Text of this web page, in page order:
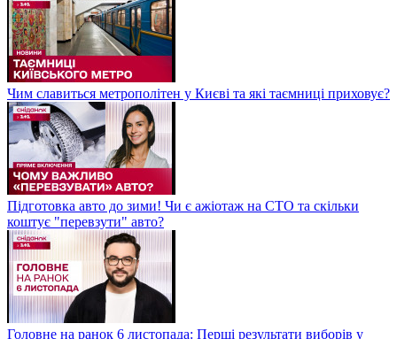
Чим славиться метрополітен у Києві та які таємниці приховує?
Підготовка авто до зими! Чи є ажіотаж на СТО та скільки
коштує "перевзути" авто?
Головне на ранок 6 листопада: Перші результати виборів у